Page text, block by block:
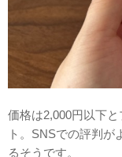
価格は2,000円以下
ト。SNSでの評判が
るそうです。